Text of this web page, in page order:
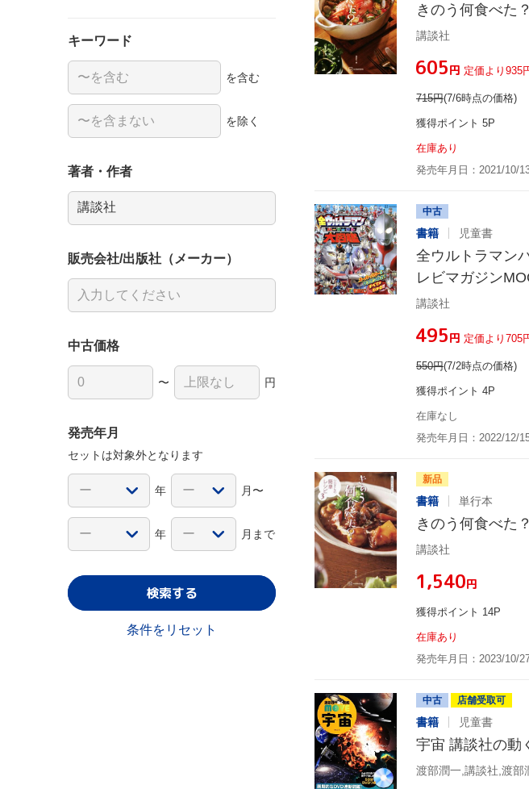
きのう何食べた
講談社
¥605円 定価より935
715円(7/6時点の価格)
獲得ポイント 5P
在庫あり
発売年月日：2021/10/
中古
書籍 児童書
全ウルトラマン
レビマガジン
講談社
¥495円 定価より705
550円(7/2時点の価格)
獲得ポイント 4P
在庫なし
発売年月日：2022/12/
新品
書籍 単行本
きのう何食べた
講談社
¥1,540円
獲得ポイント 14P
在庫あり
発売年月日：2023/10/
中古 店舗受取可
書籍 児童書
宇宙 講談社の動
渡部潤一,講談社,渡部
キーワード
を含む
を除く
著者・作者
販売会社/出版社（メーカー）
中古価格
〜 円
発売年月
セットは対象外となります
年 月〜
年 月まで
検索する
条件をリセット